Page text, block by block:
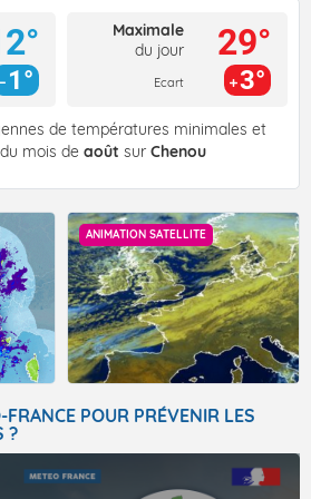
1°
Maximale
du jour
Ecart
29°
3°
de températures minimales et
mois de août sur Chenou
ANIMATION SATELLITE
FRANCE POUR PRÉVENIR LES
?